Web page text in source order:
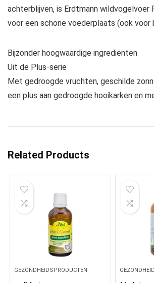
achterblijven, is Erdtmann wildvogelvoer
voor een schone voederplaats (ook voor
Bijzonder hoogwaardige ingrediënten
Uit de Plus-serie
Met gedroogde vruchten, geschilde
een plus aan gedroogde hooikarken en
Related Products
GEZONDHEIDSPRODUCTEN